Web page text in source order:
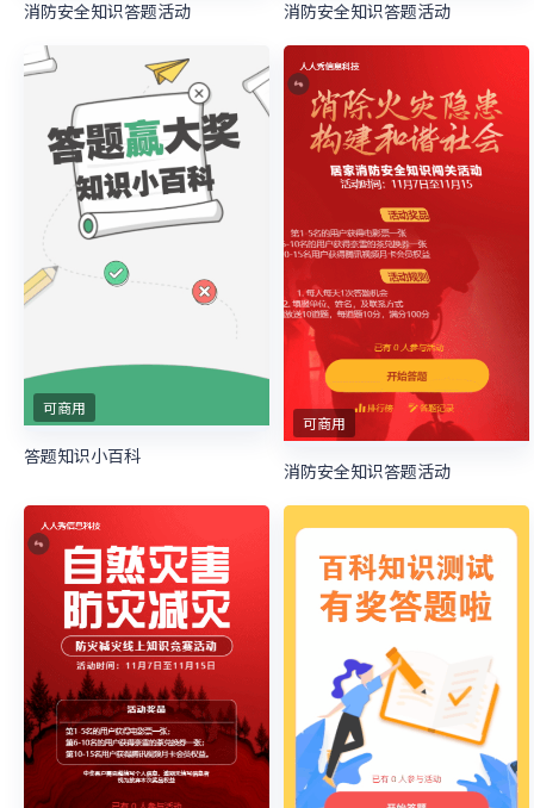
消防安全知识答题活动 消防安全知识答题活动
可商用
答题知识小百科
可商用
消防安全知识答题活动